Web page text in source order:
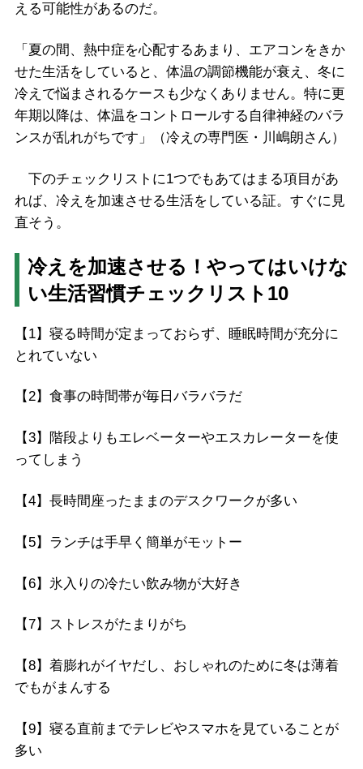
える可能性があるのだ。
「夏の間、熱中症を心配するあまり、エアコンをきか
せた生活をしていると、体温の調節機能が衰え、冬に
冷えで悩まされるケースも少なくありません。特に更
年期以降は、体温をコントロールする自律神経のバラ
ンスが乱れがちです」（冷えの専門医・川嶋朗さん）
下のチェックリストに1つでもあてはまる項目があ
れば、冷えを加速させる生活をしている証。すぐに見
直そう。
冷えを加速させる！やってはいけな
い生活習慣チェックリスト10
【1】 寝る時間が定まっておらず、睡眠時間が充分に
とれていない
【2】 食事の時間帯が毎日バラバラだ
【3】
階段よりもエレベーターやエスカレーターを使
ってしまう
【4】 長時間座ったままのデスクワークが多い
【5】 ランチは手早く簡単がモットー
【6】 氷入りの冷たい飲み物が大好き
【7】 ストレスがたまりがち
【8】 着膨れがイヤだし、おしゃれのために冬は薄着
でもがまんする
【9】 寝る直前までテレビやスマホを見ていることが
多い